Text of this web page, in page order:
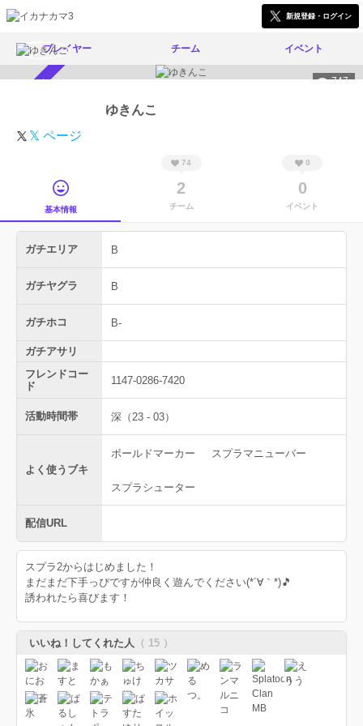
新規登録・ログイン
プレイヤー チーム イベント
747
ゆきんこ
𝕏 ページ
基本情報
74
2
チーム
0
0
イベント
ガチエリア B
ガチヤグラ B
ガチホコ B-
ガチアサリ
フレンドコー
ド
1147-0286-7420
活動時間帯 深（23 - 03）
よく使うブキ
ボールドマーカー スプラマニューバー
スプラシューター
配信URL
スプラ2からはじめました！
まだまだ下手っぴですが仲良く遊んでください(*´∀｀*)🎵
誘われたら喜びます！
いいね！してくれた人 （ 15 ）